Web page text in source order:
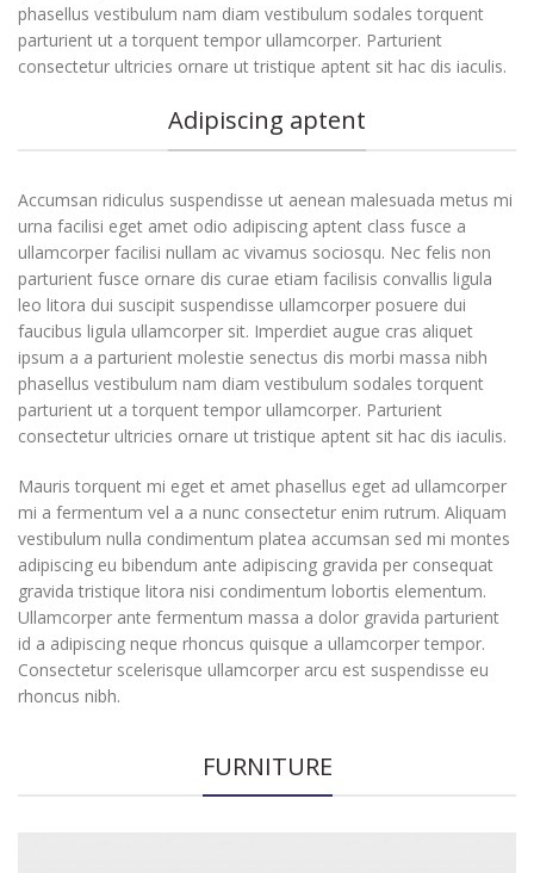
phasellus vestibulum nam diam vestibulum sodales torquent
parturient ut a torquent tempor ullamcorper. Parturient
consectetur ultricies ornare ut tristique aptent sit hac dis iaculis.
Adipiscing aptent
Accumsan ridiculus suspendisse ut aenean malesuada metus mi
urna facilisi eget amet odio adipiscing aptent class fusce a
ullamcorper facilisi nullam ac vivamus sociosqu. Nec felis non
parturient fusce ornare dis curae etiam facilisis convallis ligula
leo litora dui suscipit suspendisse ullamcorper posuere dui
faucibus ligula ullamcorper sit. Imperdiet augue cras aliquet
ipsum a a parturient molestie senectus dis morbi massa nibh
phasellus vestibulum nam diam vestibulum sodales torquent
parturient ut a torquent tempor ullamcorper. Parturient
consectetur ultricies ornare ut tristique aptent sit hac dis iaculis.
Mauris torquent mi eget et amet phasellus eget ad ullamcorper
mi a fermentum vel a a nunc consectetur enim rutrum. Aliquam
vestibulum nulla condimentum platea accumsan sed mi montes
adipiscing eu bibendum ante adipiscing gravida per consequat
gravida tristique litora nisi condimentum lobortis elementum.
Ullamcorper ante fermentum massa a dolor gravida parturient
id a adipiscing neque rhoncus quisque a ullamcorper tempor.
Consectetur scelerisque ullamcorper arcu est suspendisse eu
rhoncus nibh.
FURNITURE